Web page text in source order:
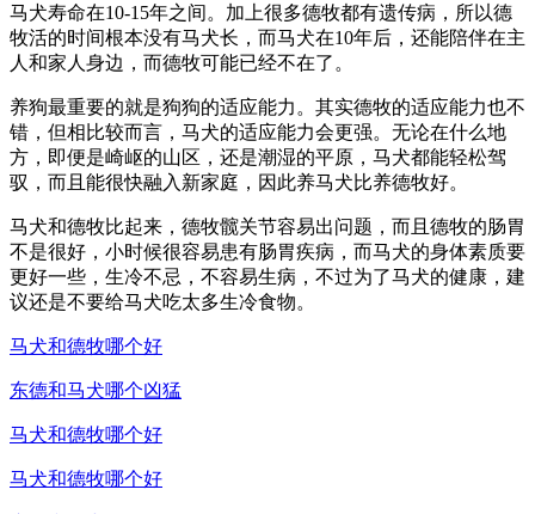
马犬寿命在10-15年之间。加上很多德牧都有遗传病，所以德
牧活的时间根本没有马犬长，而马犬在10年后，还能陪伴在主
人和家人身边，而德牧可能已经不在了。
养狗最重要的就是狗狗的适应能力。其实德牧的适应能力也不
错，但相比较而言，马犬的适应能力会更强。无论在什么地
方，即便是崎岖的山区，还是潮湿的平原，马犬都能轻松驾
驭，而且能很快融入新家庭，因此养马犬比养德牧好。
马犬和德牧比起来，德牧髋关节容易出问题，而且德牧的肠胃
不是很好，小时候很容易患有肠胃疾病，而马犬的身体素质要
更好一些，生冷不忌，不容易生病，不过为了马犬的健康，建
议还是不要给马犬吃太多生冷食物。
马犬和德牧哪个好
东德和马犬哪个凶猛
马犬和德牧哪个好
马犬和德牧哪个好